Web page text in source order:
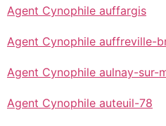
Agent Cynophile auffargis
Agent Cynophile auffreville-
Agent Cynophile aulnay-sur-
Agent Cynophile auteuil-78